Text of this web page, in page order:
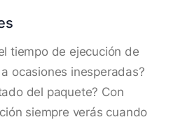
tiempo de ejecución de
ocasiones inesperadas?
del paquete? Con
siempre verás cuando